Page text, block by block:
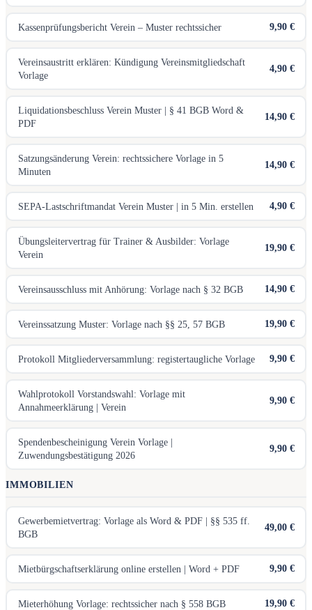
Kassenprüfungsbericht Verein – Muster rechtssicher 9,90 €
Vereinsaustritt erklären: Kündigung Vereinsmitgliedschaft
Vorlage
4,90 €
Liquidationsbeschluss Verein Muster | § 41 BGB Word &
PDF
14,90 €
Satzungsänderung Verein: rechtssichere Vorlage in 5
Minuten
14,90 €
SEPA-Lastschriftmandat Verein Muster | in 5 Min. erstellen 4,90 €
Übungsleitervertrag für Trainer & Ausbilder: Vorlage
Verein
19,90 €
Vereinsausschluss mit Anhörung: Vorlage nach § 32 BGB 14,90 €
Vereinssatzung Muster: Vorlage nach §§ 25, 57 BGB 19,90 €
Protokoll Mitgliederversammlung: registertaugliche Vorlage 9,90 €
Wahlprotokoll Vorstandswahl: Vorlage mit
Annahmeerklärung | Verein
9,90 €
Spendenbescheinigung Verein Vorlage |
Zuwendungsbestätigung 2026
9,90 €
IMMOBILIEN
Gewerbemietvertrag: Vorlage als Word & PDF | §§ 535 ff.
BGB
49,00 €
Mietbürgschaftserklärung online erstellen | Word + PDF 9,90 €
Mieterhöhung Vorlage: rechtssicher nach § 558 BGB 19,90 €